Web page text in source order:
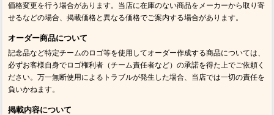
価格変更を行う場合があります。当店に在庫のない商品をメーカーから取り寄
せるなどの場合、掲載価格と異なる価格でご案内する場合があります。
オーダー商品について
記念品など特定チームのロゴ等を使用してオーダー作成する商品については、
必ずお客様自身でロゴ権利者（チーム責任者など）の承諾を得た上でご依頼く
ださい。万一無断使用によるトラブルが発生した場合、当店では一切の責任を
負いかねます。
掲載内容について